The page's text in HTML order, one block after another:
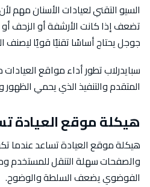
السيو التقني لعيادات الأسنان
تضعف إذا كانت الأرشفة أو الزحف
جوجل يحتاج أساسًا تقنيًا قويًا ليصنف
سبايدرلاب تطور أداء مواقع
المتقدم والتنفيذ الذي يحمي الظهور
هيكلة موقع العيادة
هيكلة موقع العيادة تساعد عندما
والصفحات سهلة التنقل للمستخدم
الفوضوي يضعف السلطة والوضوح.